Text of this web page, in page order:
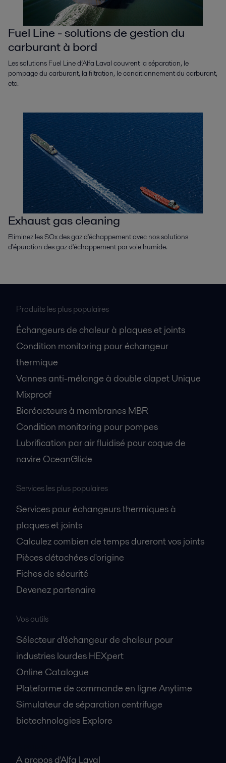
Fuel Line - solutions de gestion du
carburant à bord
Les solutions Fuel Line d’Alfa Laval couvrent la séparation, le
pompage du carburant, la filtration, le conditionnement du carburant,
etc.
Exhaust gas cleaning
Eliminez les SOx des gaz d'échappement avec nos solutions
d'épuration des gaz d'échappement par voie humide.
Produits les plus populaires
Échangeurs de chaleur à plaques et joints
Condition monitoring pour échangeur
thermique
Vannes anti-mélange à double clapet Unique
Mixproof
Bioréacteurs à membranes MBR
Condition monitoring pour pompes
Lubrification par air fluidisé pour coque de
navire OceanGlide
Services les plus populaires
Services pour échangeurs thermiques à
plaques et joints
Calculez combien de temps dureront vos joints
Pièces détachées d'origine
Fiches de sécurité
Devenez partenaire
Vos outils
Sélecteur d'échangeur de chaleur pour
industries lourdes HEXpert
Online Catalogue
Plateforme de commande en ligne Anytime
Simulateur de séparation centrifuge
biotechnologies Explore
A propos d'Alfa Laval